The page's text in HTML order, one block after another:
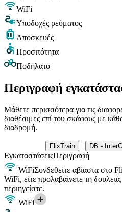
WiFi
Υποδοχές ρεύματος
Αποσκευές
Προσιτότητα
Ποδήλατο
Περιγραφή
Μάθετε περισσότερα για τις
διαθέσιμες επί του σκάφους με
διαδρομή.
FlixTrain DB -
ΕγκαταστάσειςΠεριγραφή
WiFiΣυνδεθείτε αβίαστα στο
WiFi, είτε προλαβαίνετε τη
περιηγείστε.
WiFi